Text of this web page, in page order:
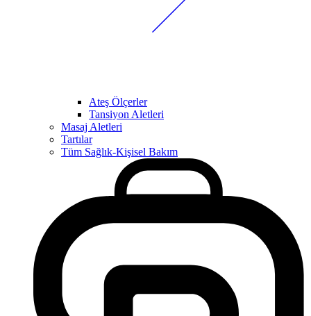
Ateş Ölçerler
Tansiyon Aletleri
Masaj Aletleri
Tartılar
Tüm Sağlık-Kişisel Bakım